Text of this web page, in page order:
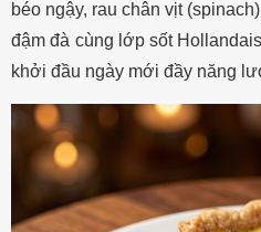
béo ngậy, rau chân vịt
đậm đà cùng lớp sốt
khởi đầu ngày mới đầy năng